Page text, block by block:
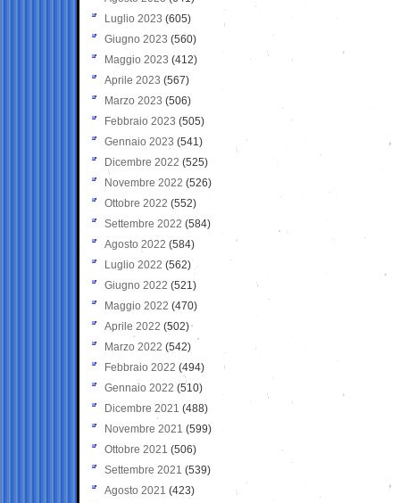
Luglio 2023 (605)
Giugno 2023 (560)
Maggio 2023 (412)
Aprile 2023 (567)
Marzo 2023 (506)
Febbraio 2023 (505)
Gennaio 2023 (541)
Dicembre 2022 (525)
Novembre 2022 (526)
Ottobre 2022 (552)
Settembre 2022 (584)
Agosto 2022 (584)
Luglio 2022 (562)
Giugno 2022 (521)
Maggio 2022 (470)
Aprile 2022 (502)
Marzo 2022 (542)
Febbraio 2022 (494)
Gennaio 2022 (510)
Dicembre 2021 (488)
Novembre 2021 (599)
Ottobre 2021 (506)
Settembre 2021 (539)
Agosto 2021 (423)